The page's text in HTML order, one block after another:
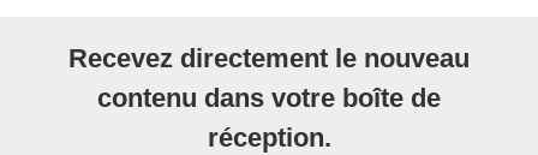
Recevez directement le nouveau
contenu dans votre boîte de
réception.